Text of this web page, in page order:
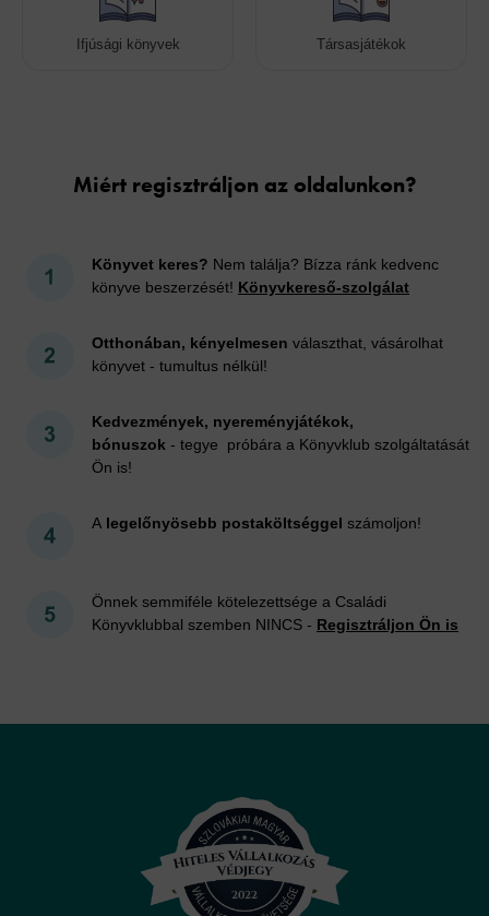
Ifjúsági könyvek Társasjátékok
Miért regisztráljon az oldalunkon?
Könyvet keres? Nem találja? Bízza ránk kedvenc
könyve beszerzését! Könyvkereső-szolgálat
Otthonában, kényelmesen választhat, vásárolhat
könyvet - tumultus nélkül!
Kedvezmények, nyereményjátékok,
bónuszok - tegye próbára a Könyvklub szolgáltatását
Ön is!
A legelőnyösebb postaköltséggel számoljon!
Önnek semmiféle kötelezettsége a Családi
Könyvklubbal szemben NINCS - Regisztráljon Ön is